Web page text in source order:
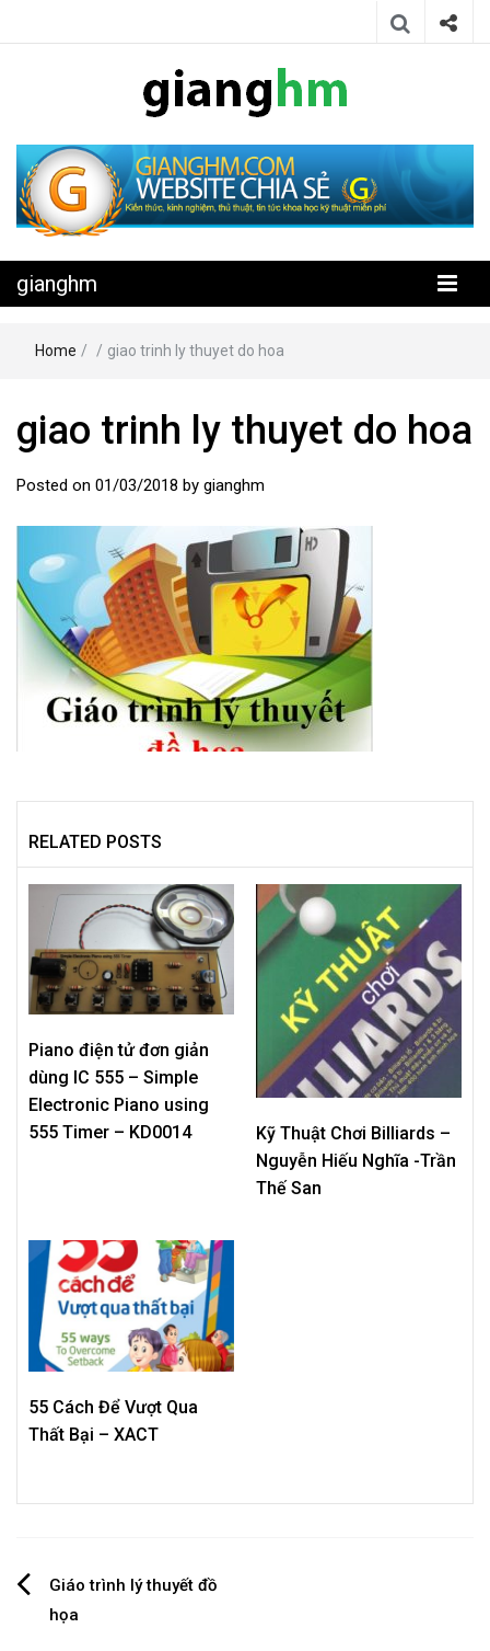
gianghm
kỹ thuật miễn phí
gianghm
Home / / giao trinh ly thuyet do hoa
giao trinh ly thuyet do hoa
Posted on 01/03/2018 by gianghm
RELATED POSTS
Piano điện tử đơn giản
dùng IC 555 – Simple
Electronic Piano using
555 Timer – KD0014
Kỹ Thuật Chơi Billiards –
Nguyễn Hiếu Nghĩa -Trần
Thế San
55 Cách Để Vượt Qua
Thất Bại – XACT
PostGiáo trình lý thuyết đồ
họa